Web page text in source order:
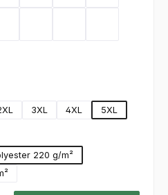
3XL 4XL 5XL
220 g/m²